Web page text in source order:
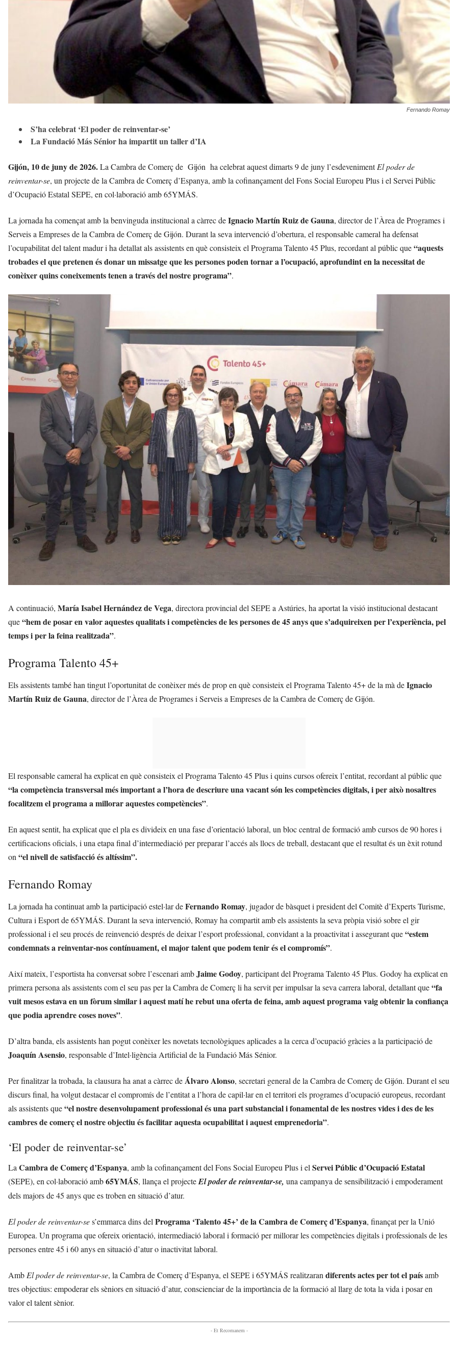
Fernando Romay
S’ha celebrat ‘El poder de reinventar-se’
La Fundació Más Sénior ha impartit un taller d’IA
Gijón, 10 de juny de 2026.La Cambra de Comerç de Gijón ha celebrat aquest dimarts 9 de juny l’esdevenimentEl poder de
reinventar-se, un projecte de la Cambra de Comerç d’Espanya, amb la cofinançament del Fons Social Europeu Plus i el Servei Públic
d’Ocupació Estatal SEPE, en col·laboració amb 65YMÁS.
La jornada ha començat amb la benvinguda institucional a càrrec deIgnacio Martín Ruiz de Gauna, director de l’Àrea de Programes i
Serveis a Empreses de la Cambra de Comerç de Gijón. Durant la seva intervenció d’obertura, el responsable cameral ha defensat
l’ocupabilitat del talent madur i ha detallat als assistents en què consisteix el Programa Talento 45 Plus, recordant al públic que“aquests
trobades el que pretenen és donar un missatge que les persones poden tornar a l’ocupació, aprofundint en la necessitat de
conèixer quins coneixements tenen a través del nostre programa”.
A continuació, María Isabel Hernández de Vega, directora provincial del SEPE a Astúries, ha aportat la visió institucional destacant
que“hem de posar en valor aquestes qualitats i competències de les persones de 45 anys que s’adquireixen per l’experiència, pel
temps i per la feina realitzada”.
Programa Talento 45+
Els assistents també han tingut l’oportunitat de conèixer més de prop en què consisteix el Programa Talento 45+ de la mà deIgnacio
Martín Ruiz de Gauna, director de l’Àrea de Programes i Serveis a Empreses de la Cambra de Comerç de Gijón.
El responsable cameral ha explicat en què consisteix el Programa Talento 45 Plus i quins cursos ofereix l’entitat, recordant al públic que
“la competència transversal més important a l’hora de descriure una vacant són les competències digitals, i per això nosaltres
focalitzem el programa a millorar aquestes competències”.
En aquest sentit, ha explicat que el pla es divideix en una fase d’orientació laboral, un bloc central de formació amb cursos de 90 hores i
certificacions oficials, i una etapa final d’intermediació per preparar l’accés als llocs de treball, destacant que el resultat és un èxit rotund
on “el nivell de satisfacció és altíssim”.
Fernando Romay
La jornada ha continuat amb la participació estel·lar deFernando Romay, jugador de bàsquet i president del Comitè d’Experts Turisme,
Cultura i Esport de 65YMÁS. Durant la seva intervenció, Romay ha compartit amb els assistents la seva pròpia visió sobre el gir
professional i el seu procés de reinvenció després de deixar l’esport professional, convidant a la proactivitat i assegurant que“estem
condemnats a reinventar-nos contínuament, el major talent que podem tenir és el compromís”.
Així mateix, l’esportista ha conversat sobre l’escenari ambJaime Godoy, participant del Programa Talento 45 Plus. Godoy ha explicat en
primera persona als assistents com el seu pas per la Cambra de Comerç li ha servit per impulsar la seva carrera laboral, detallant que“fa
vuit mesos estava en un fòrum similar i aquest matí he rebut una oferta de feina, amb aquest programa vaig obtenir la confiança
que podia aprendre coses noves”.
D’altra banda, els assistents han pogut conèixer les novetats tecnològiques aplicades a la cerca d’ocupació gràcies a la participació de
Joaquín Asensio, responsable d’Intel·ligència Artificial de la Fundació Más Sénior.
Per finalitzar la trobada, la clausura ha anat a càrrec deÁlvaro Alonso, secretari general de la Cambra de Comerç de Gijón. Durant el seu
discurs final, ha volgut destacar el compromís de l’entitat a l’hora de capil·lar en el territori els programes d’ocupació europeus, recordant
als assistents que“el nostre desenvolupament professional és una part substancial i fonamental de les nostres vides i des de les
cambres de comerç el nostre objectiu és facilitar aquesta ocupabilitat i aquest emprenedoria”.
‘El poder de reinventar-se’
La Cambra de Comerç d’Espanya, amb la cofinançament del Fons Social Europeu Plus i el Servei Públic d’Ocupació Estatal
(SEPE), en col·laboració amb65YMÁS, llança el projecteEl poder de reinventar-se, una campanya de sensibilització i empoderament
dels majors de 45 anys que es troben en situació d’atur.
El poder de reinventar-ses’emmarca dins del Programa ‘Talento 45+’ de la Cambra de Comerç d’Espanya, finançat per la Unió
Europea. Un programa que ofereix orientació, intermediació laboral i formació per millorar les competències digitals i professionals de les
persones entre 45 i 60 anys en situació d’atur o inactivitat laboral.
Amb El poder de reinventar-se, la Cambra de Comerç d’Espanya, el SEPE i 65YMÁS realitzaran diferents actes per tot el paísamb
tres objectius: empoderar els sèniors en situació d’atur, conscienciar de la importància de la formació al llarg de tota la vida i posar en
valor el talent sènior.
- Et Recomanem -